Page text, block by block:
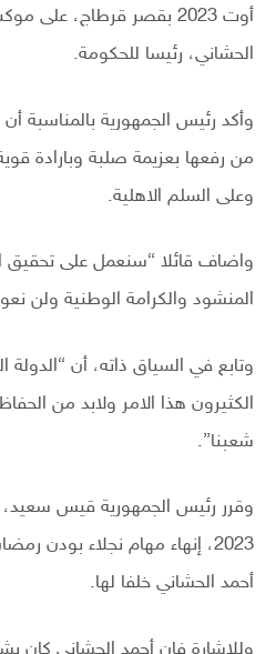
أوت 2023 بقصر قرطاج،
الحشاني، رئيسا للحكومة.
وأكد رئيس الجمهورية بالمناسبة
من رفعها بعزيمة صلبة وبارادة
وعلى السلم الاهلية.
واضاف قائلا “سنعمل على تحقيق
المنشود والكرامة الوطنية ولن
وتابع في السياق ذاته، أن “الدولة
الكثيرون هذا الامر ولابد من
شعبنا”.
2023، إنهاء مهام نجلاء بودن
أحمد الحشاني خلفا لها.
وللاشارة فإن أحمد الحشاني